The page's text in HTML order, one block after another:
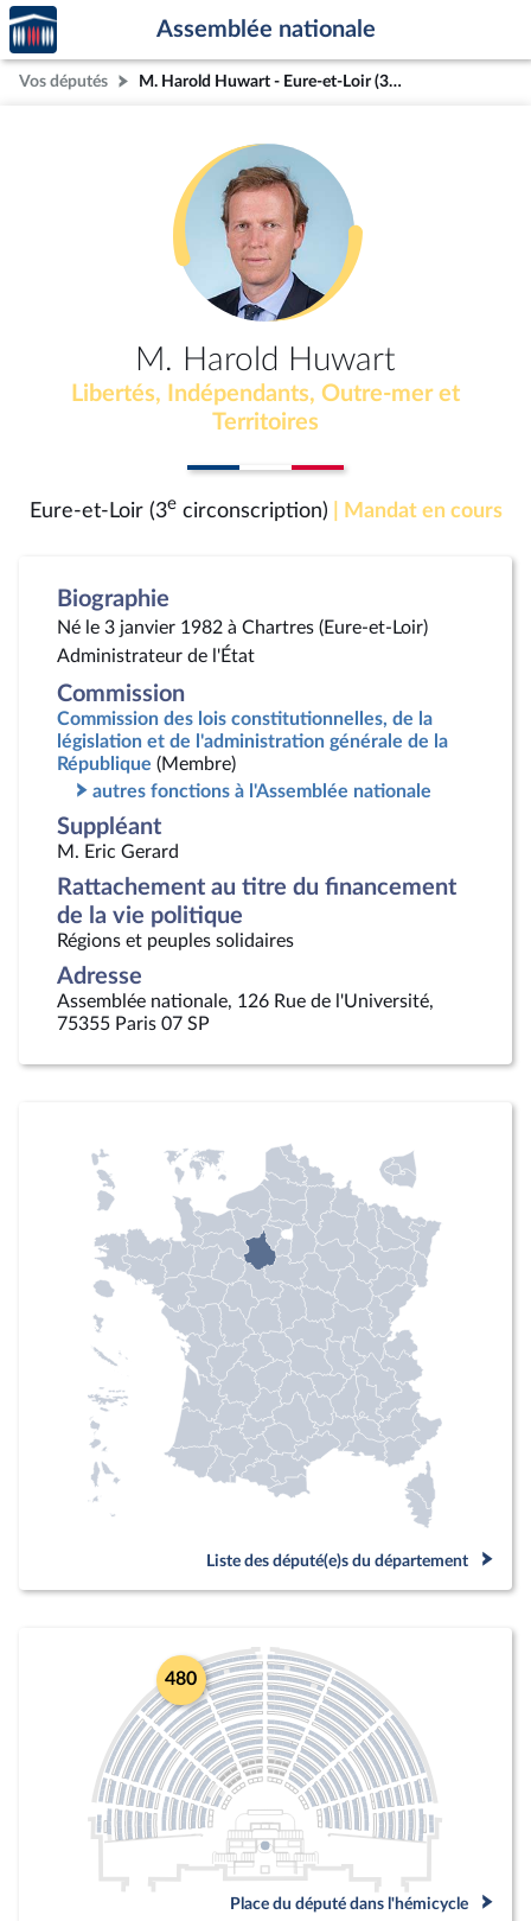
Aller au contenu
Aller en bas de la page
Accèder
à la
page
d'accueil
Assemblée nationale
Vos députés M. Harold Huwart - Eure-et-Loir (3e circonscription)
M. Harold Huwart
Libertés, Indépendants, Outre-mer et
Territoires
Eure-et-Loir (3ecirconscription) | Mandat en cours
Biographie
Né le 3 janvier 1982 à Chartres (Eure-et-Loir)
Administrateur de l'État
Commission
Commission des lois constitutionnelles, de la
législation et de l'administration générale de la
République (Membre)
autres fonctions à l'Assemblée nationale
Suppléant
M. Eric Gerard
Rattachement au titre du financement
de la vie politique
Régions et peuples solidaires
Adresse
Assemblée nationale, 126 Rue de l'Université,
75355 Paris 07 SP
Liste des député(e)s du département
480
Place du député dans l'hémicycle